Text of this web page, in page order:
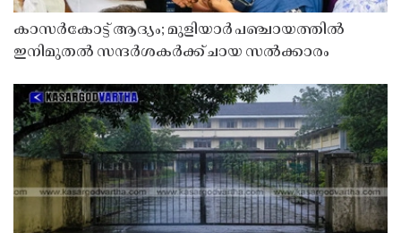
കാസർകോട്ട് ആദ്യം; മുളിയാർ പഞ്ചായത്തിൽ
ഇനിമുതൽ സന്ദർശകർക്ക് ചായ സൽക്കാരം